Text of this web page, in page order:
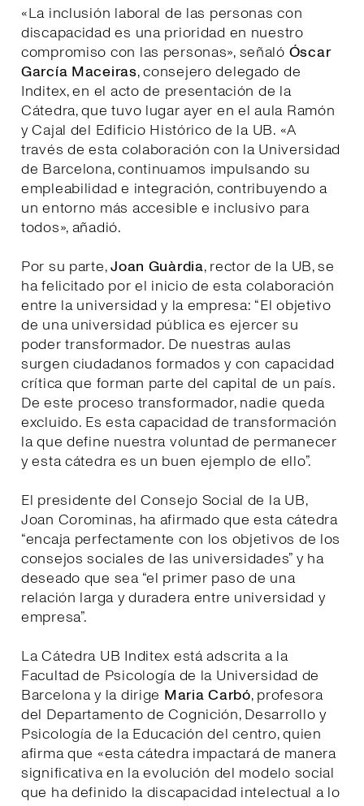
«La inclusión laboral de las personas con
discapacidad es una prioridad en nuestro
compromiso con las personas», señaló Óscar
García Maceiras, consejero delegado de
Inditex, en el acto de presentación de la
Cátedra, que tuvo lugar ayer en el aula Ramón
y Cajal del Edificio Histórico de la UB. «A
través de esta colaboración con la Universidad
de Barcelona, continuamos impulsando su
empleabilidad e integración, contribuyendo a
un entorno más accesible e inclusivo para
todos», añadió.
Por su parte,Joan Guàrdia, rector de la UB, se
ha felicitado por el inicio de esta colaboración
entre la universidad y la empresa: “El objetivo
de una universidad pública es ejercer su
poder transformador. De nuestras aulas
surgen ciudadanos formados y con capacidad
crítica que forman parte del capital de un país.
De este proceso transformador, nadie queda
excluido. Es esta capacidad de transformación
la que define nuestra voluntad de permanecer
y esta cátedra es un buen ejemplo de ello”.
El presidente del Consejo Social de la UB,
Joan Corominas, ha afirmado que esta cátedra
“encaja perfectamente con los objetivos de los
consejos sociales de las universidades” y ha
deseado que sea “el primer paso de una
relación larga y duradera entre universidad y
empresa”.
La Cátedra UB Inditex está adscrita a la
Facultad de Psicología de la Universidad de
Barcelona y la dirige Maria Carbó, profesora
del Departamento de Cognición, Desarrollo y
Psicología de la Educación del centro, quien
afirma que «esta cátedra impactará de manera
significativa en la evolución del modelo social
que ha definido la discapacidad intelectual a lo